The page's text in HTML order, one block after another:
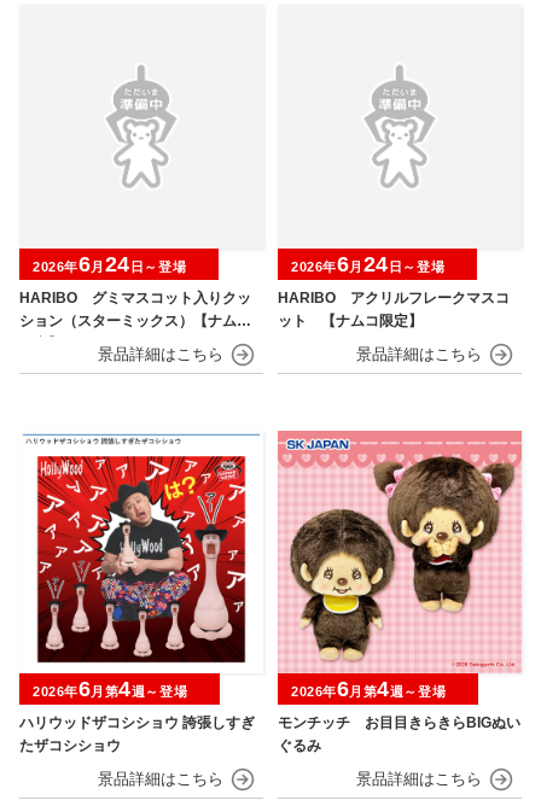
HARIBO グミマスコット入りクッ
ション（スターミックス）【ナムコ
2026年6月 24 日～登場
HARIBO アクリルフレークマスコ
ット 【ナムコ限定】
2026年6月 24 日～登場
ハリウッドザコシショウ 誇張しすぎ
たザコシショウ
2026年6月第4週～登場
モンチッチ お目目きらきらBIGぬい
ぐるみ
2026年6月第4週～登場